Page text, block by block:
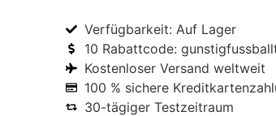
Verfügbarkeit: Auf Lager
10 Rabattcode:
Kostenloser Versand weltweit
100 % sichere
30-tägiger Testzeitraum